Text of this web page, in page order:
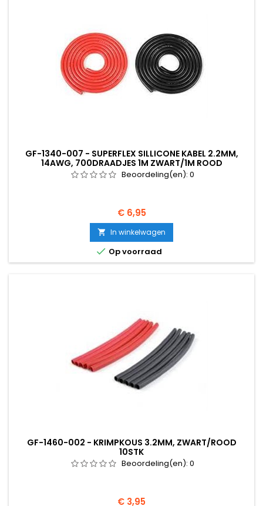
GF-1340-007 - SUPERFLEX SILLICONE KABEL 2.2MM,
14AWG, 700DRAADJES 1M ZWART/1M ROOD
Beoordeling(en): 0
Prijs
€ 6,95
 In winkelwagen
 Op voorraad
GF-1460-002 - KRIMPKOUS 3.2MM, ZWART/ROOD
10STK
Beoordeling(en): 0
Prijs
€ 3,95